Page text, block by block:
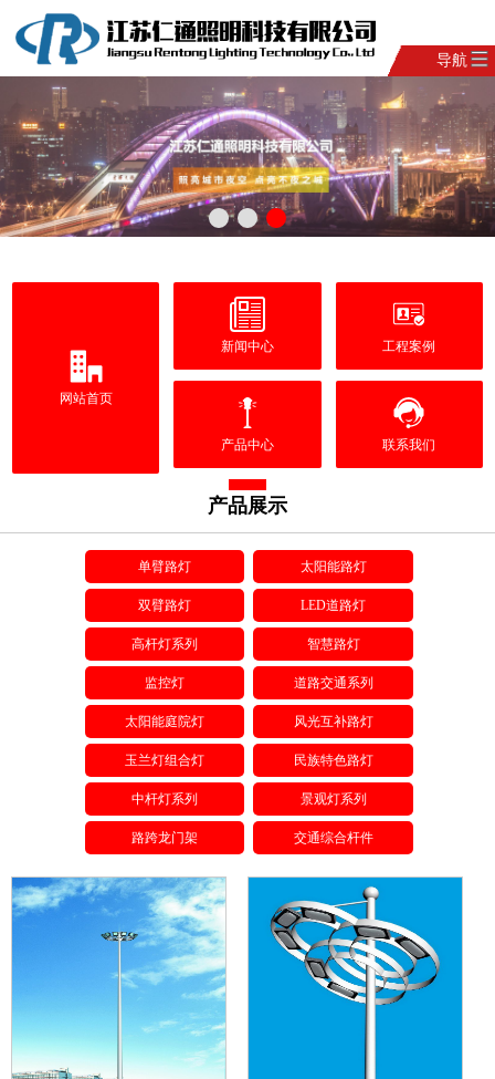
导航
网站首页
新闻中心 工程案例
产品中心 联系我们
产品展示
单臂路灯 太阳能路灯
双臂路灯 LED道路灯
高杆灯系列 智慧路灯
监控灯 道路交通系列
太阳能庭院灯 风光互补路灯
玉兰灯组合灯 民族特色路灯
中杆灯系列 景观灯系列
路跨龙门架 交通综合杆件